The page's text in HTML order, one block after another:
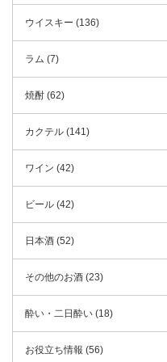
ウイスキー (136)
ラム (7)
焼酎 (62)
カクテル (141)
ワイン (42)
ビール (42)
日本酒 (52)
その他のお酒 (23)
酔い・二日酔い (18)
お役立ち情報 (56)